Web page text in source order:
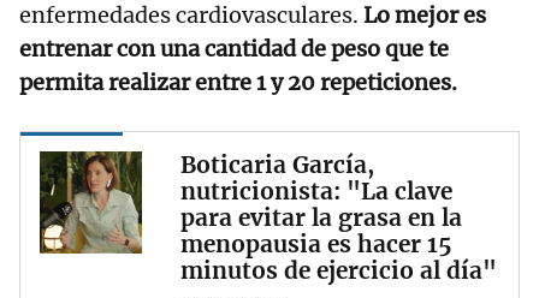
enfermedades cardiovasculares. Lo mejor es
entrenar con una cantidad de peso que te
permita realizar entre 1 y 20 repeticiones.
Boticaria García,
nutricionista: "La clave
para evitar la grasa en la
menopausia es hacer 15
minutos de ejercicio al día"